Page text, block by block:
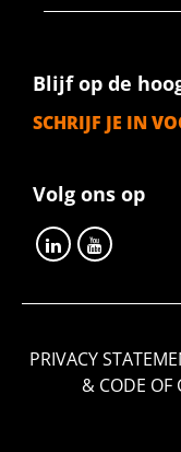
Blijf op de
SCHRIJF JE IN
Volg ons op
PRIVACY
& CODE OF